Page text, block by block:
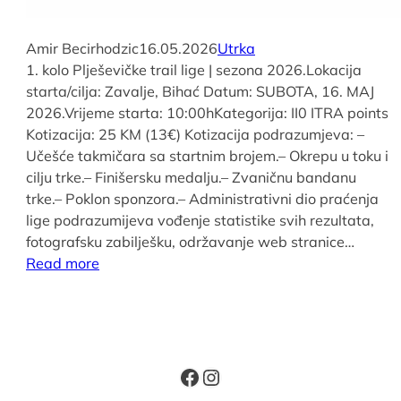
Amir Becirhodzic16.05.2026Utrka
1. kolo Plješevičke trail lige | sezona 2026.Lokacija
starta/cilja: Zavalje, Bihać Datum: SUBOTA, 16. MAJ
2026.Vrijeme starta: 10:00hKategorija: II0 ITRA points
Kotizacija: 25 KM (13€) Kotizacija podrazumjeva: –
Učešće takmičara sa startnim brojem.– Okrepu u toku i
cilju trke.– Finišersku medalju.– Zvaničnu bandanu
trke.– Poklon sponzora.– Administrativni dio praćenja
lige podrazumijeva vođenje statistike svih rezultata,
fotografsku zabilješku, održavanje web stranice…
Read more
Facebook
Instagram